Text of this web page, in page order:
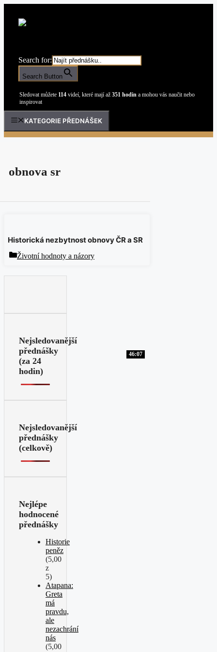
obsah
Search for:
Search Button
Sledovat můžete 114 videí, které mají až 351 hodin a mohou vás naučit nebo
inspirovat
KATEGORIE PŘEDNÁŠEK
obnova sr
46:07
Historická nezbytnost obnovy ČR a SR
Rubriky
Životní hodnoty a názory
Nejsledovanější
přednášky
(za 24
hodin)
Nejsledovanější
přednášky
(celkově)
Nejlépe
hodnocené
přednášky
Historie
peněz
(5,00
z
5)
Atapana:
Greta
má
pravdu,
ale
nezachrání
nás
(5,00